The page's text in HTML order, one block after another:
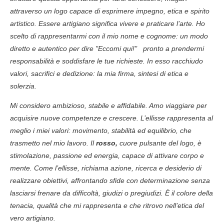
attraverso un logo capace di esprimere impegno, etica e spirito
artistico. Essere artigiano significa vivere e praticare l’arte. Ho
scelto di rappresentarmi con il mio nome e cognome: un modo
diretto e autentico per dire "Eccomi qui!" pronto a prendermi
responsabilità e soddisfare le tue richieste. In esso racchiudo
valori, sacrifici e dedizione: la mia firma, sintesi di etica e
solerzia.
Mi considero ambizioso, stabile e affidabile. Amo viaggiare per
acquisire nuove competenze e crescere. L’ellisse rappresenta al
meglio i miei valori: movimento, stabilità ed equilibrio, che
trasmetto nel mio lavoro. Ilrosso, cuore pulsante del logo, è
stimolazione, passione ed energia, capace di attivare corpo e
mente. Come l’ellisse, richiama azione, ricerca e desiderio di
realizzare obiettivi, affrontando sfide con determinazione senza
lasciarsi frenare da difficoltà, giudizi o pregiudizi. È il colore della
tenacia, qualità che mi rappresenta e che ritrovo nell’etica del
vero artigiano.